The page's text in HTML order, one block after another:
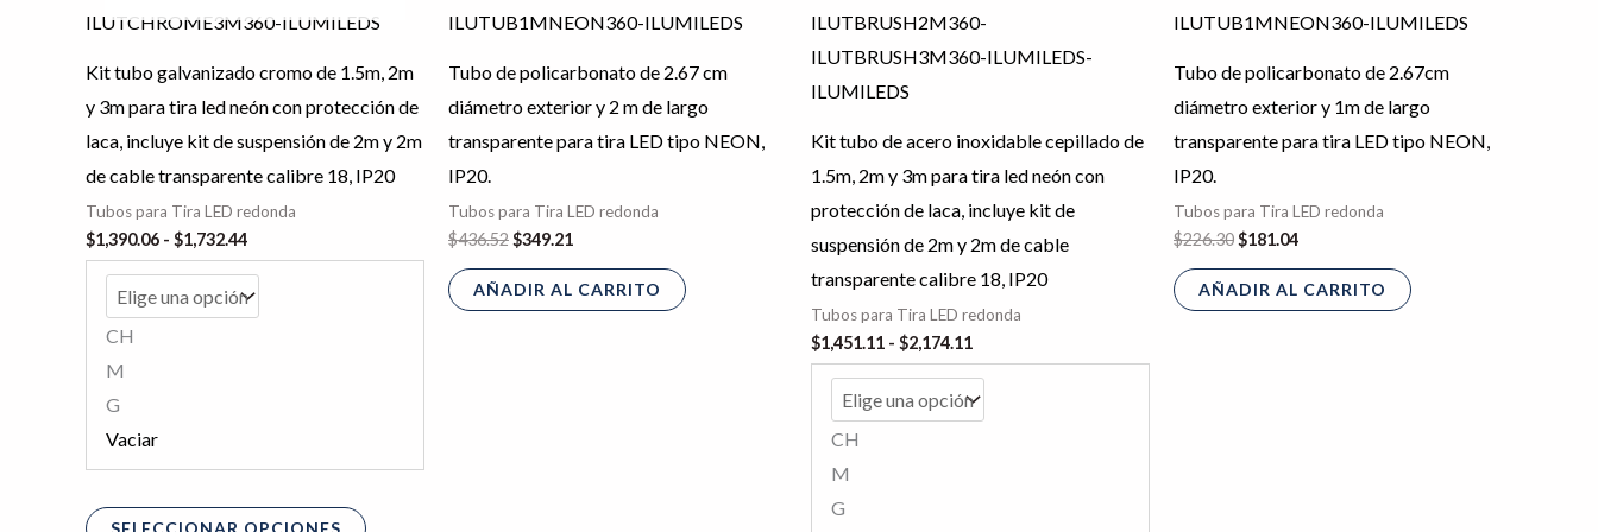
Kit tubo galvanizado cromo de 1.5m, 2m
y 3m para tira led neón con protección de
laca, incluye kit de suspensión de 2m y 2m
de cable transparente calibre 18, IP20
Tubos para Tira LED redonda
$1,390.06 - $1,732.44
hasta
CH
M
G
Vaciar
SELECCIONAR OPCIONES
múltiples
Las
en
Tubo de policarbonato de 2.67 cm
diámetro exterior y 2 m de largo
transparente para tira LED tipo NEON,
IP20.
Tubos para Tira LED redonda
$436.52$349.21
AÑADIR AL CARRITO
Kit tubo de acero inoxidable cepillado de
1.5m, 2m y 3m para tira led neón con
protección de laca, incluye kit de
suspensión de 2m y 2m de cable
transparente calibre 18, IP20
Tubos para Tira LED redonda
$1,451.11 - $2,174.11
hasta
CH
M
G
variantes.
de
Tubo de policarbonato de 2.67cm
diámetro exterior y 1m de largo
transparente para tira LED tipo NEON,
IP20.
Tubos para Tira LED redonda
$226.30$181.04
AÑADIR AL CARRITO